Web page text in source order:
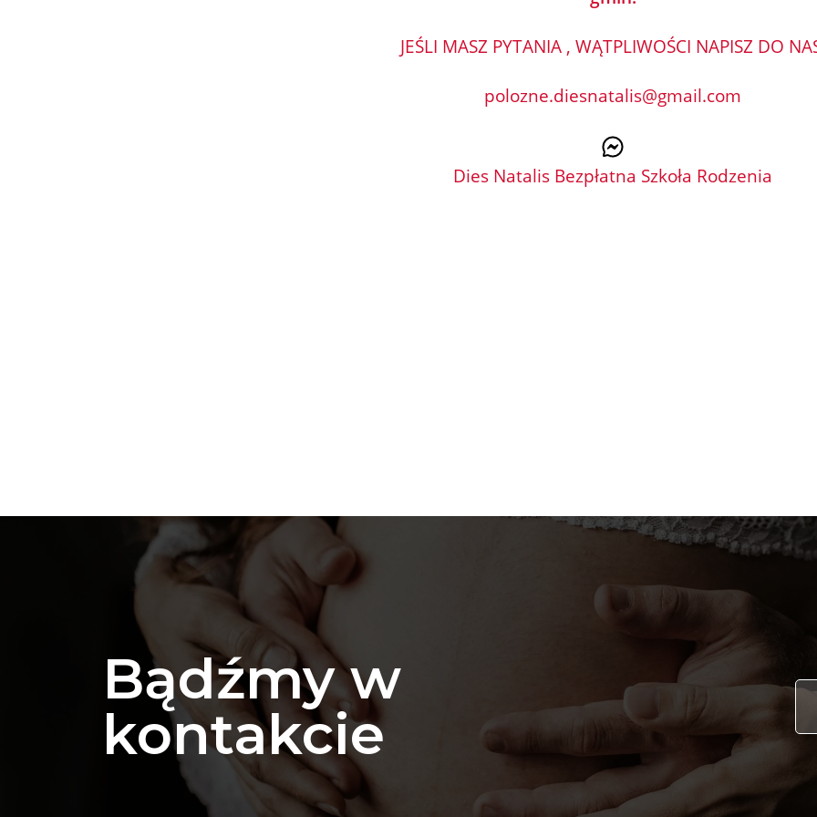
JEŚLI MASZ PYTANIA , WĄTPLIWOŚCI NAPISZ DO
polozne.diesnatalis@gmail.com
Dies Natalis Bezpłatna Szkoła Rodzenia
Bądźmy w
kontakcie